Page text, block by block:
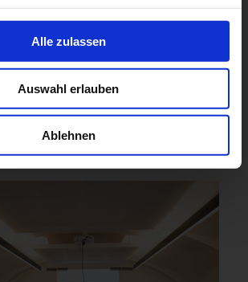
Alle zulassen
Auswahl erlauben
Ablehnen